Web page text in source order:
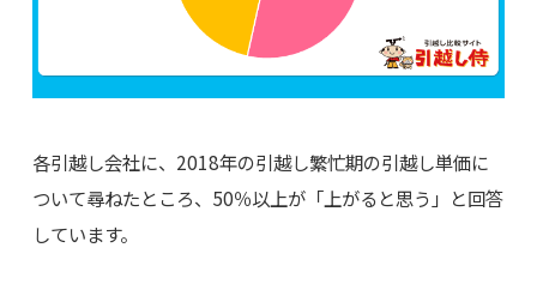
各引越し会社に、2018年の引越し繁忙期の引越し単価に
ついて尋ねたところ、50％以上が「上がると思う」と回答
しています。